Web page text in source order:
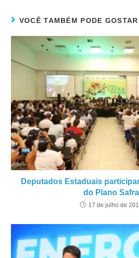
VOCÊ TAMBÉM PODE GOSTAR
Deputados Estaduais
do Plano Safra
17 de julho de